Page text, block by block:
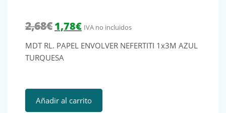
2,68€ El precio original era: 2,68€.
1,78€El precio actual es: 1,78€.
IVA no incluidos
MDT RL. PAPEL ENVOLVER NEFERTITI 1x3M AZUL
TURQUESA
MDT RL. PAPEL ENVOLVER NEFERTITI 1x3M AZUL
Añadir al carrito